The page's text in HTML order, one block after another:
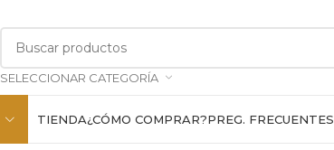
SELECCIONAR CATEGORÍA
TIENDA¿CÓMO COMPRAR?PREG. FRECUENTES